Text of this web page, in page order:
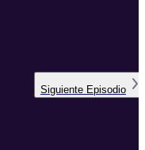
Siguiente Episodio